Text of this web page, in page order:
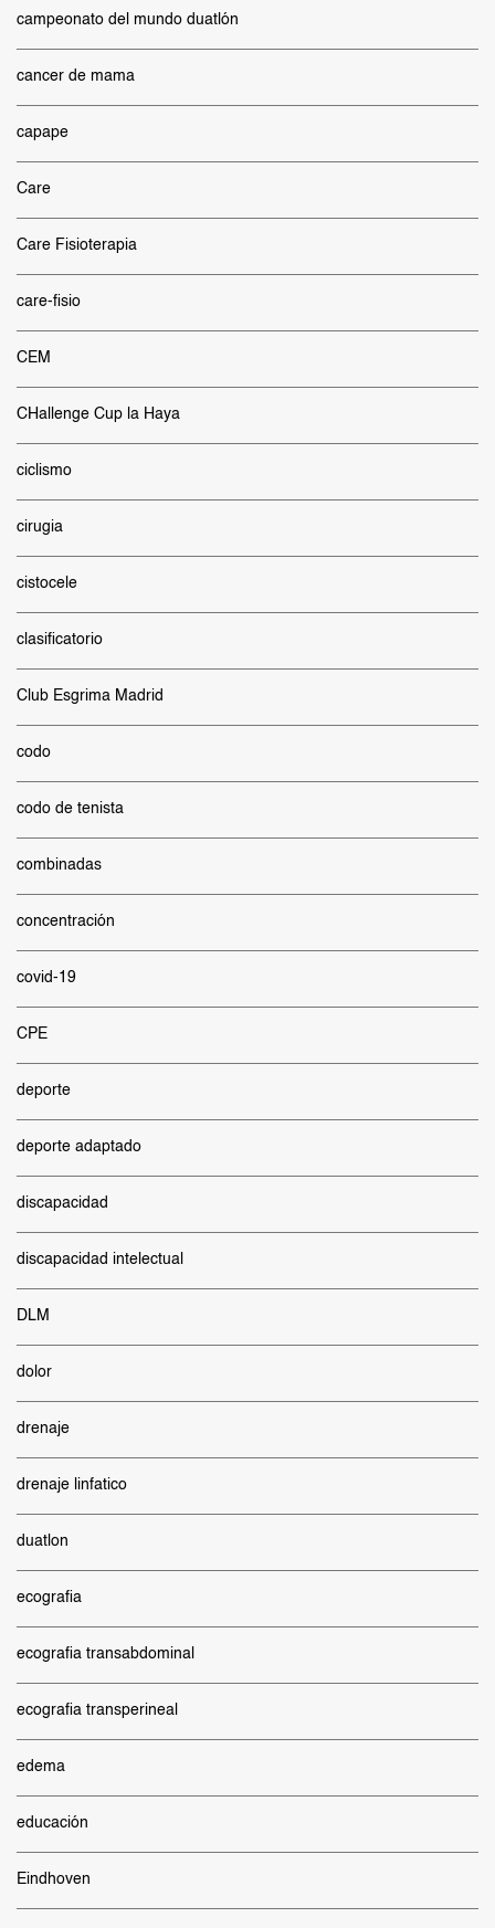
campeonato del mundo duatlón
cancer de mama
capape
Care
Care Fisioterapia
care-fisio
CEM
CHallenge Cup la Haya
ciclismo
cirugia
cistocele
clasificatorio
Club Esgrima Madrid
codo
codo de tenista
combinadas
concentración
covid-19
CPE
deporte
deporte adaptado
discapacidad
discapacidad intelectual
DLM
dolor
drenaje
drenaje linfatico
duatlon
ecografia
ecografia transabdominal
ecografia transperineal
edema
educación
Eindhoven